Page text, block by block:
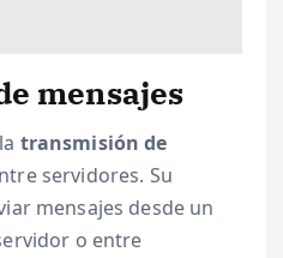
mensajes
transmisión de
servidores. Su
mensajes desde un
o entre